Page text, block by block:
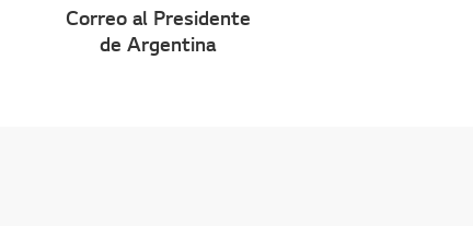
Correo al Presidente
de Argentina